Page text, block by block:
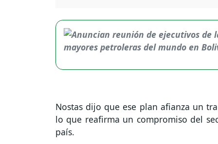
Nostas dijo que ese plan afianza un
lo que reafirma un compromiso del
país.